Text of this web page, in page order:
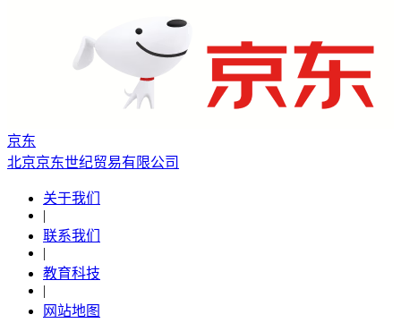
京东
北京京东世纪贸易有限公司
关于我们
|
联系我们
|
教育科技
|
网站地图